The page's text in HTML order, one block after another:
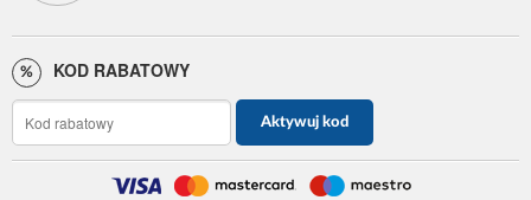
KOD RABATOWY
Aktywuj kod